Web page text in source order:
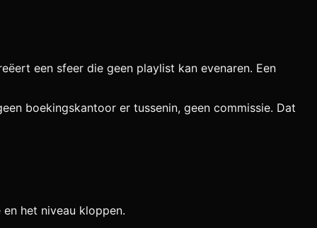
een sfeer die geen playlist kan evenaren. Een
boekingskantoor er tussenin, geen commissie. Dat
het niveau kloppen.